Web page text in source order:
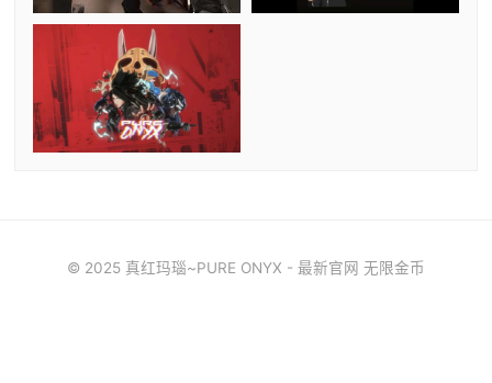
© 2025 真红玛瑙~PURE ONYX - 最新官网 无限金币